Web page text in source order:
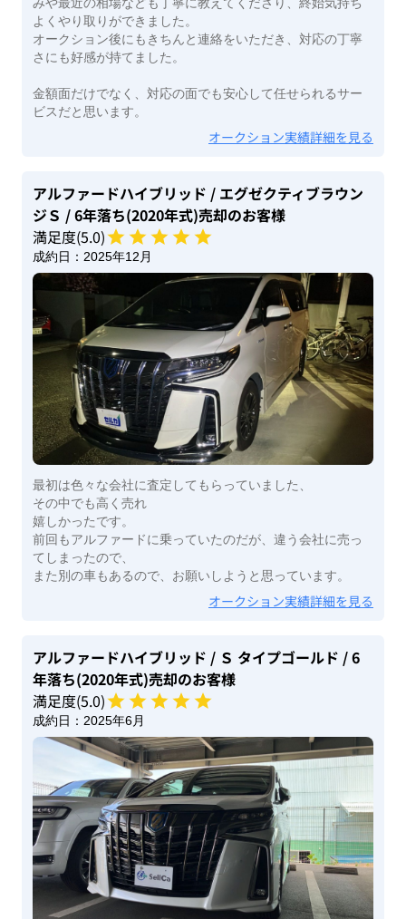
よくやり取りができました。
オークション後にもきちんと連絡をいただき、対応の丁寧
さにも好感が持てました。
金額面だけでなく、対応の面でも安心して任せられるサー
ビスだと思います。
オークション実績詳細を見る
アルファードハイブリッド / エグゼクティブラウン
ジＳ / 6年落ち(2020年式)売却のお客様
満足度(5.0)
成約日： 2025年12月
最初は色々な会社に査定してもらっていました、
その中でも高く売れ
嬉しかったです。
前回もアルファードに乗っていたのだが、違う会社に売っ
てしまったので、
また別の車もあるので、お願いしようと思っています。
オークション実績詳細を見る
アルファードハイブリッド / Ｓ タイプゴールド / 6
年落ち(2020年式)売却のお客様
満足度(5.0)
成約日： 2025年6月